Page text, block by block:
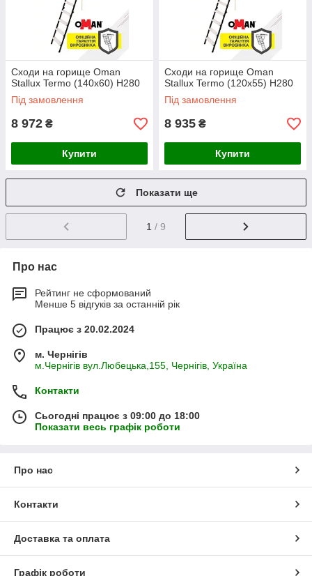
Сходи на горище Oman
Stallux Termo (140x60) H280
Під замовлення
8 972 ₴
Купити
Сходи на горище Oman
Stallux Termo (120x55) H280
Під замовлення
8 935 ₴
Купити
Показати ще
1 / 9
Про нас
Рейтинг не сформований
Менше 5 відгуків за останній рік
Працює з 20.02.2024
м. Чернігів
м.Чернігів вул.Любецька,155, Чернігів, Україна
Контакти
Сьогодні працює з 09:00 до 18:00
Показати весь графік роботи
Про нас
Контакти
Доставка та оплата
Графік роботи